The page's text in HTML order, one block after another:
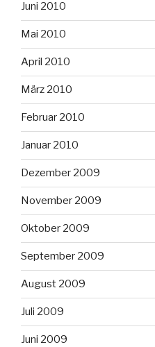
Juni 2010
Mai 2010
April 2010
März 2010
Februar 2010
Januar 2010
Dezember 2009
November 2009
Oktober 2009
September 2009
August 2009
Juli 2009
Juni 2009